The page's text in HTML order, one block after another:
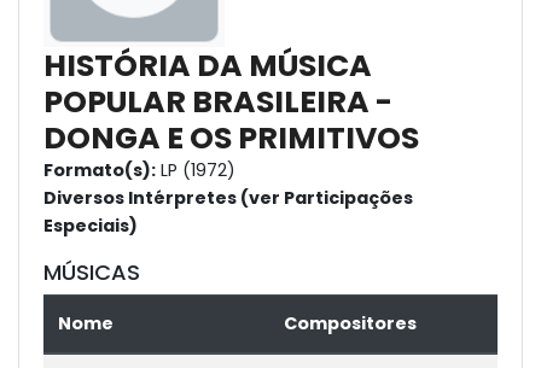
HISTÓRIA DA MÚSICA
POPULAR BRASILEIRA -
DONGA E OS PRIMITIVOS
Formato(s): LP (1972)
Diversos Intérpretes (ver Participações
Especiais)
MÚSICAS
Nome Compositores